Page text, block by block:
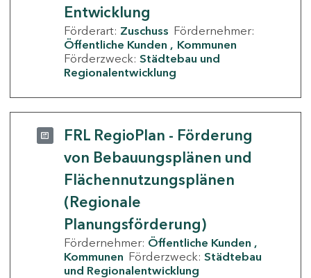
Entwicklung
Förderart: Zuschuss Fördernehmer:
Öffentliche Kunden
Kommunen
Förderzweck: Städtebau und
Regionalentwicklung
FRL RegioPlan - Förderung
von Bebauungsplänen und
Flächennutzungsplänen
(Regionale
Planungsförderung)
Fördernehmer: Öffentliche Kunden
Kommunen Förderzweck: Städtebau
und Regionalentwicklung